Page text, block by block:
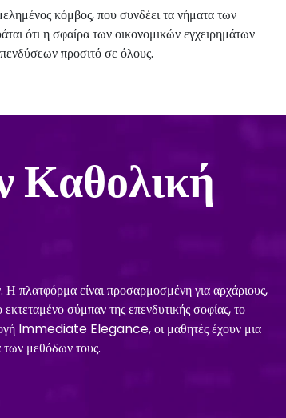
κόμβος, που συνδέει τα νήματα των
ότι η σφαίρα των οικονομικών εγχειρημάτων
προσιτό σε όλους.
Καθολική
πλατφόρμα είναι προσαρμοσμένη για αρχάριους,
σύμπαν της επενδυτικής σοφίας, το
Immediate Elegance, οι μαθητές έχουν μια
μεθόδων τους.